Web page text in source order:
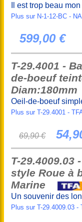
Il est trop beau
Plus sur N-1-12-BC -
599,00 €
T-29.4001 -
de-boeuf
Diam:180mm
Oeil-de-boeuf
Plus sur T-29.4001 -
69,90 €
T-29.4009.03
style Roue à
Marine
Un souvenir des
Plus sur T-29.4009.03 -